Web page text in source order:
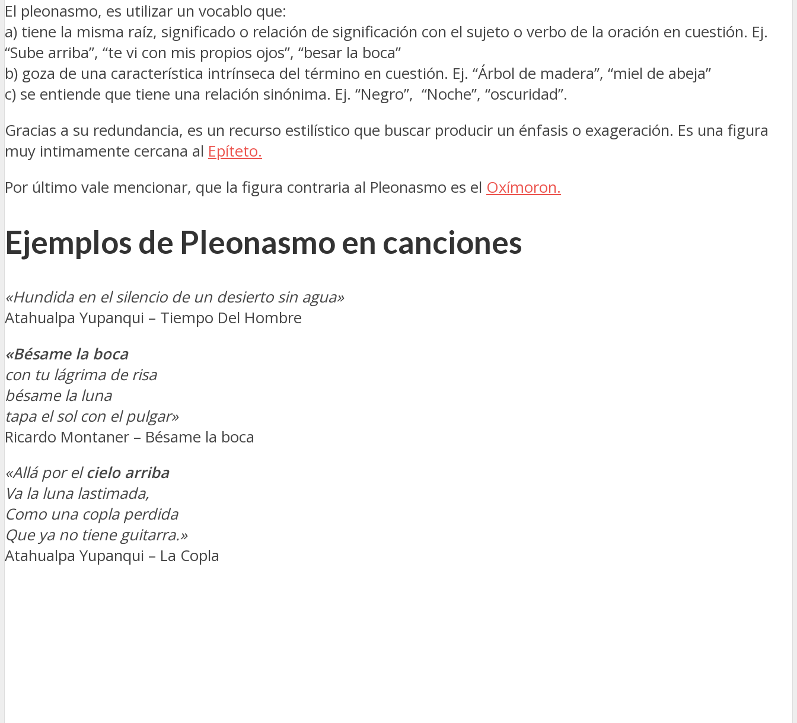
El pleonasmo, es utilizar un vocablo que:
a) tiene la misma raíz, significado o relación de significación con el sujeto o verbo de la oración en cuestión. Ej.
“Sube arriba”, “te vi con mis propios ojos”, “besar la boca”
b) goza de una característica intrínseca del término en cuestión. Ej. “Árbol de madera”, “miel de abeja”
c) se entiende que tiene una relación sinónima. Ej. “Negro”, “Noche”, “oscuridad”.
Gracias a su redundancia, es un recurso estilístico que buscar producir un énfasis o exageración. Es una figura
muy intimamente cercana al Epíteto.
Por último vale mencionar, que la figura contraria al Pleonasmo es el Oxímoron.
Ejemplos de Pleonasmo en canciones
«Hundida en el silencio de un desierto sin agua»
Atahualpa Yupanqui – Tiempo Del Hombre
«Bésame la boca
con tu lágrima de risa
bésame la luna
tapa el sol con el pulgar»
Ricardo Montaner – Bésame la boca
«Allá por elcielo arriba
Va la luna lastimada,
Como una copla perdida
Que ya no tiene guitarra.»
Atahualpa Yupanqui – La Copla